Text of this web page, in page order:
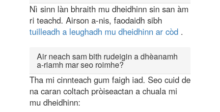
Nì sinn làn bhraith mu dheidhinn sin san àm
ri teachd. Airson a-nis, faodaidh sibh
tuilleadh a leughadh mu dheidhinn ar còd .
Air neach sam bith rudeigin a dhèanamh
a-riamh mar seo roimhe?
Tha mi cinnteach gum faigh iad. Seo cuid de
na caran coltach pròiseactan a chuala mi
mu dheidhinn: